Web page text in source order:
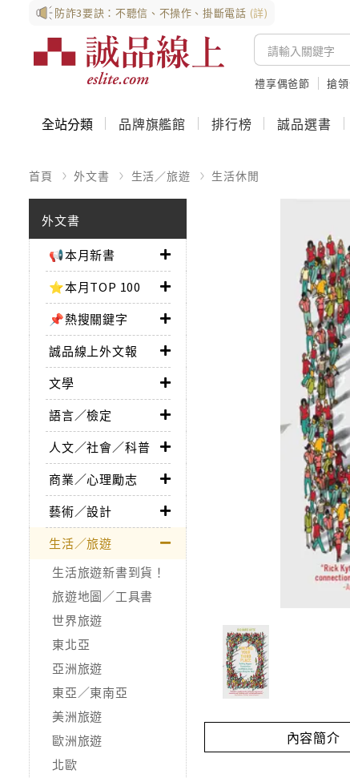
防詐3要訣：不聽信、不操作、掛斷電話 (詳)
禮享偶爸節 搶
全站分類 品牌旗艦館 排行榜 誠品選書
首頁 外文書 生活／旅遊 生活休閒
外文書
📢本月新書
⭐本月TOP 100
📌熱搜關鍵字
誠品線上外文報
文學
語言／檢定
人文／社會／科普
商業／心理勵志
藝術／設計
生活／旅遊
生活旅遊新書到貨！
旅遊地圖／工具書
世界旅遊
東北亞
亞洲旅遊
東亞／東南亞
美洲旅遊
歐洲旅遊
北歐
內容簡介